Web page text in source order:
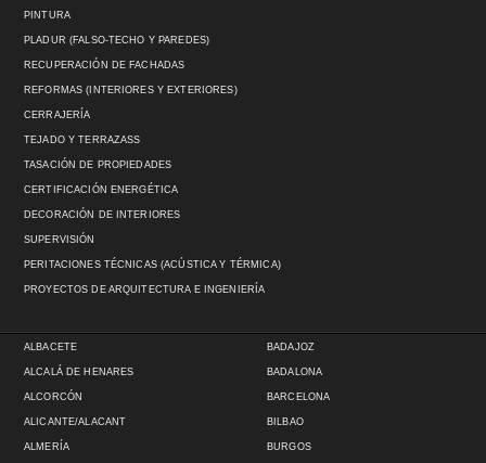
PINTURA
PLADUR (FALSO-TECHO Y PAREDES)
RECUPERACIÓN DE FACHADAS
REFORMAS (INTERIORES Y EXTERIORES)
CERRAJERÍA
TEJADO Y TERRAZASS
TASACIÓN DE PROPIEDADES
CERTIFICACIÓN ENERGÉTICA
DECORACIÓN DE INTERIORES
SUPERVISIÓN
PERITACIONES TÉCNICAS (ACÚSTICA Y TÉRMICA)
PROYECTOS DE ARQUITECTURA E INGENIERÍA
ALBACETE
ALCALÁ DE HENARES
ALCORCÓN
ALICANTE/ALACANT
ALMERÍA
BADAJOZ
BADALONA
BARCELONA
BILBAO
BURGOS